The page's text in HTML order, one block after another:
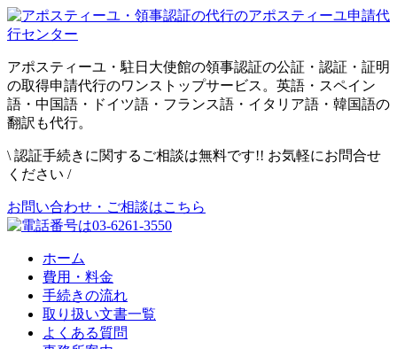
アポスティーユ・駐日大使館の領事認証の公証・認証・証明
の取得申請代行のワンストップサービス。英語・スペイン
語・中国語・ドイツ語・フランス語・イタリア語・韓国語の
翻訳も代行。
\ 認証手続きに関するご相談は無料です!! お気軽にお問合せ
ください /
お問い合わせ・ご相談はこちら
ホーム
費用・料金
手続きの流れ
取り扱い文書一覧
よくある質問